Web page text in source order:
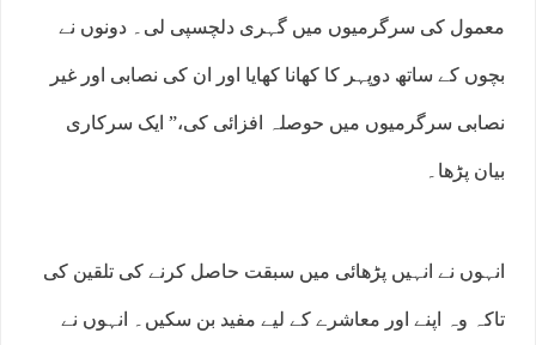
معمول کی سرگرمیوں میں گہری دلچسپی لی۔ دونوں نے
بچوں کے ساتھ دوپہر کا کھانا کھایا اور ان کی نصابی اور غیر
نصابی سرگرمیوں میں حوصلہ افزائی کی،” ایک سرکاری
بیان پڑھا۔
انہوں نے انہیں پڑھائی میں سبقت حاصل کرنے کی تلقین کی
تاکہ وہ اپنے اور معاشرے کے لیے مفید بن سکیں۔ انہوں نے